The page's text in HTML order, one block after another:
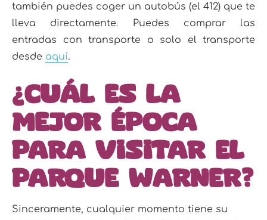
también puedes coger un autobús (el 412) que te
lleva directamente. Puedes comprar las
entradas con transporte o solo el transporte
desde aquí.
¿Cuál es la
mejor época
para visitar el
Parque Warner?
Sinceramente, cualquier momento tiene su